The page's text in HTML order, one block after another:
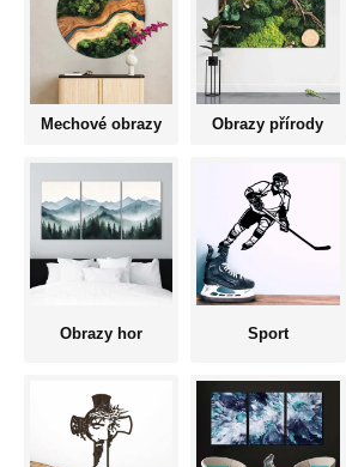
Mechové obrazy Obrazy přírody
Obrazy hor Sport